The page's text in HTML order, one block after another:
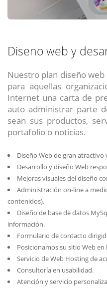
Diseno web y
Nuestro plan diseño
para aquellas
Internet una carta de
auto administrar parte
sean sus productos,
portafolio o noticias.
Diseño Web de gran atractivo
Desarrollo y diseño Web
Mejoras visuales del diseño
Administración on-line a
contenidos).
Diseño de base de datos
información.
Formulario de contacto
Posicionamos su sitio Web
Servicio de Web Hosting de
Consultoría en usabilidad.
Atención y servicio